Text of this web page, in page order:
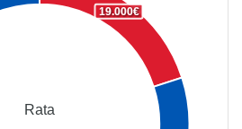
19.000€
Rata